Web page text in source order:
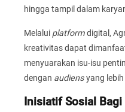
hingga tampil dalam
Melalui platformdigital,
kreativitas dapat
menyuarakan isu-isu
dengan audiensyang lebih
Inisiatif Sosial